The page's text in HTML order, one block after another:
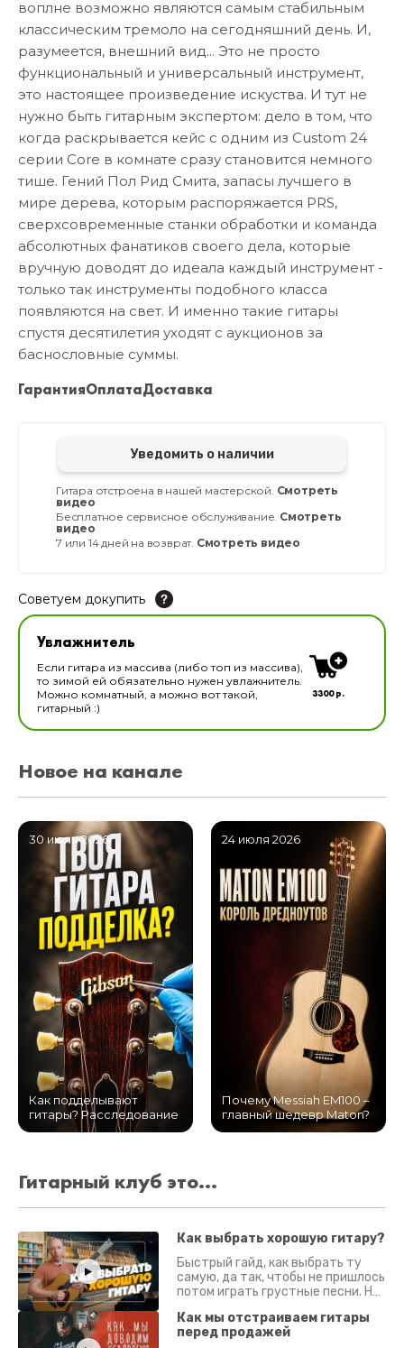
воплне возможно являются самым стабильным
классическим тремоло на сегодняшний день. И,
разумеется, внешний вид... Это не просто
функциональный и универсальный инструмент,
это настоящее произведение искуства. И тут не
нужно быть гитарным экспертом: дело в том, что
когда раскрывается кейс с одним из Custom 24
серии Core в комнате сразу становится немного
тише. Гений Пол Рид Смита, запасы лучшего в
мире дерева, которым распоряжается PRS,
сверхсовременные станки обработки и команда
абсолютных фанатиков своего дела, которые
вручную доводят до идеала каждый инструмент -
только так инструменты подобного класса
появляются на свет. И именно такие гитары
спустя десятилетия уходят с аукционов за
баснословные суммы.
ГарантияОплатаДоставка
Уведомить о наличии
Гитара отстроена в нашей мастерской. Смотреть
видео
Бесплатное сервисное обслуживание. Смотреть
видео
7 или 14 дней на возврат. Смотреть видео
Советуем докупить
Увлажнитель для музыкальных инструментов
В наличии
Увлажнитель
Если гитара из массива (либо топ из массива),
то зимой ей обязательно нужен увлажнитель.
Можно комнатный, а можно вот такой,
гитарный :)
3300 р.
Новое на канале
30 июля 2026
Как подделывают
гитары? Расследование
24 июля 2026
Почему Messiah EM100 –
главный шедевр Maton?
Гитарный клуб это...
Как выбрать хорошую гитару?
Быстрый гайд, как выбрать ту
самую, да так, чтобы не пришлось
потом играть грустные песни. На
Как мы отстраиваем гитары
перед продажей